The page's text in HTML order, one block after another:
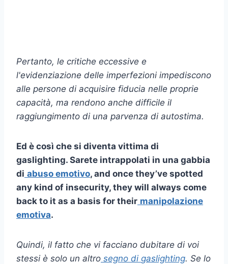
Pertanto, le critiche eccessive e
l'evidenziazione delle imperfezioni impediscono
alle persone di acquisire fiducia nelle proprie
capacità, ma rendono anche difficile il
raggiungimento di una parvenza di autostima.
Ed è così che si diventa vittima di
gaslighting. Sarete intrappolati in una gabbia
di abuso emotivo, and once they’ve spotted
any kind of insecurity, they will always come
back to it as a basis for their manipolazione
emotiva.
Quindi, il fatto che vi facciano dubitare di voi
stessi è solo un altro segno di gaslighting. Se lo